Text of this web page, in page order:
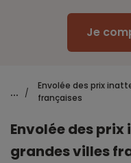
Je
... /
Envolée des prix
françaises
Envolée des
grandes villes